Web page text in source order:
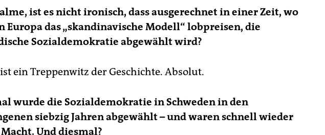
ist es nicht ironisch, dass ausgerechnet in einer Zeit, wo
Europa das „skandinavische Modell“ lobpreisen, die
Sozialdemokratie abgewählt wird?
ist ein Treppenwitz der Geschichte. Absolut.
wurde die Sozialdemokratie in Schweden in den
siebzigJahren abgewählt – und waren schnell wieder
Und diesmal?